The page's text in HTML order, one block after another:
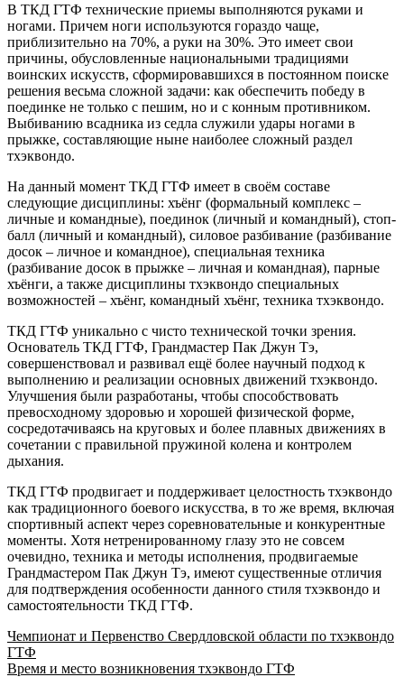
В ТКД ГТФ технические приемы выполняются руками и
ногами. Причем ноги используются гораздо чаще,
приблизительно на 70%, а руки на 30%. Это имеет свои
причины, обусловленные национальными традициями
воинских искусств, сформировавшихся в постоянном поиске
решения весьма сложной задачи: как обеспечить победу в
поединке не только с пешим, но и с конным противником.
Выбиванию всадника из седла служили удары ногами в
прыжке, составляющие ныне наиболее сложный раздел
тхэквондо.
На данный момент ТКД ГТФ имеет в своём составе
следующие дисциплины: хъёнг (формальный комплекс –
личные и командные), поединок (личный и командный), стоп-
балл (личный и командный), силовое разбивание (разбивание
досок – личное и командное), специальная техника
(разбивание досок в прыжке – личная и командная), парные
хъёнги, а также дисциплины тхэквондо специальных
возможностей – хъёнг, командный хъёнг, техника тхэквондо.
ТКД ГТФ уникально с чисто технической точки зрения.
Основатель ТКД ГТФ, Грандмастер Пак Джун Тэ,
совершенствовал и развивал ещё более научный подход к
выполнению и реализации основных движений тхэквондо.
Улучшения были разработаны, чтобы способствовать
превосходному здоровью и хорошей физической форме,
сосредотачиваясь на круговых и более плавных движениях в
сочетании с правильной пружиной колена и контролем
дыхания.
ТКД ГТФ продвигает и поддерживает целостность тхэквондо
как традиционного боевого искусства, в то же время, включая
спортивный аспект через соревновательные и конкурентные
моменты. Хотя нетренированному глазу это не совсем
очевидно, техника и методы исполнения, продвигаемые
Грандмастером Пак Джун Тэ, имеют существенные отличия
для подтверждения особенности данного стиля тхэквондо и
самостоятельности ТКД ГТФ.
Навигация
по
Чемпионат и Первенство Свердловской области по тхэквондо
ГТФ
Время и место возникновения тхэквондо ГТФ